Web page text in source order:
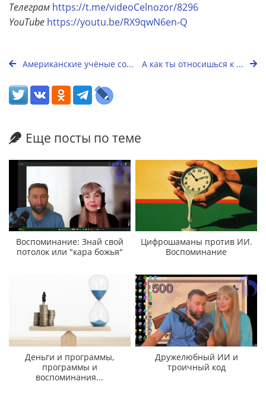
Телеграм https://t.me/videoCelnozor/8296
YouTube https://youtu.be/RX9qwN6en-Q
Американские учёные со... А как ты относишься к ...
Еще посты по теме
Воспоминание: Знай свой
потолок или "кара божья"
Цифрошаманы против ИИ.
Воспоминание
Деньги и программы,
программы и
воспоминания...
Дружелюбный ИИ и
троичный код